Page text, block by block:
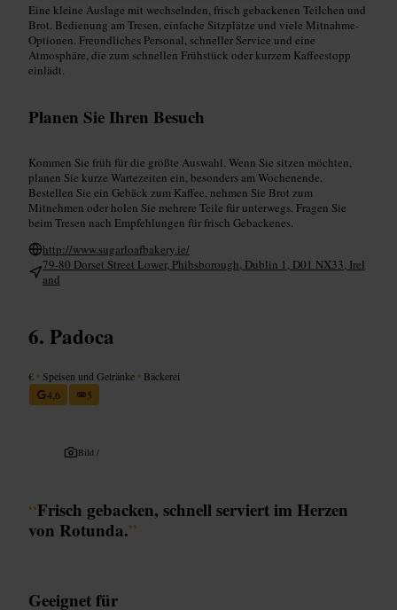
Eine kleine Auslage mit wechselnden, frisch gebackenen Teilchen und
Brot. Bedienung am Tresen, einfache Sitzplätze und viele Mitnahme-
Optionen. Freundliches Personal, schneller Service und eine
Atmosphäre, die zum schnellen Frühstück oder kurzem Kaffeestopp
einlädt.
Planen Sie Ihren Besuch
Kommen Sie früh für die größte Auswahl. Wenn Sie sitzen möchten,
planen Sie kurze Wartezeiten ein, besonders am Wochenende.
Bestellen Sie ein Gebäck zum Kaffee, nehmen Sie Brot zum
Mitnehmen oder holen Sie mehrere Teile für unterwegs. Fragen Sie
beim Tresen nach Empfehlungen für frisch Gebackenes.
http://www.sugarloafbakery.ie/
79-80 Dorset Street Lower, Phibsborough, Dublin 1, D01 NX33, Irel
and
Padoca
€ • Speisen und Getränke • Bäckerei
4,6
5
Bild /
“Frisch gebacken, schnell serviert im Herzen
von Rotunda.”
Geeignet für